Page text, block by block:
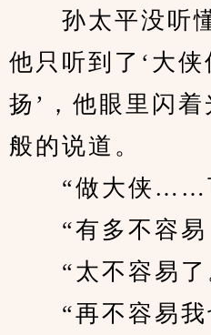
孙太平没听懂
他只听到了‘大
扬’，他眼里闪
般的说道。
“做大侠……可
“有多不容易
“太不容易了
“再不容易我